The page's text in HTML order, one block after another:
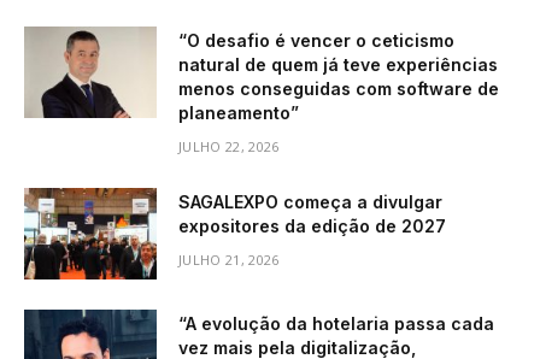
“O desafio é vencer o ceticismo
natural de quem já teve experiências
menos conseguidas com software de
planeamento”
JULHO 22, 2026
SAGALEXPO começa a divulgar
expositores da edição de 2027
JULHO 21, 2026
“A evolução da hotelaria passa cada
vez mais pela digitalização,